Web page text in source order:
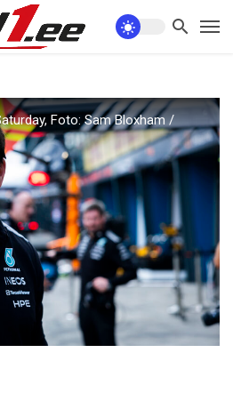
Foto: Sam Bloxham /